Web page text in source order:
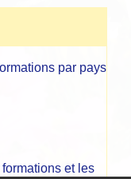
par pays
et les